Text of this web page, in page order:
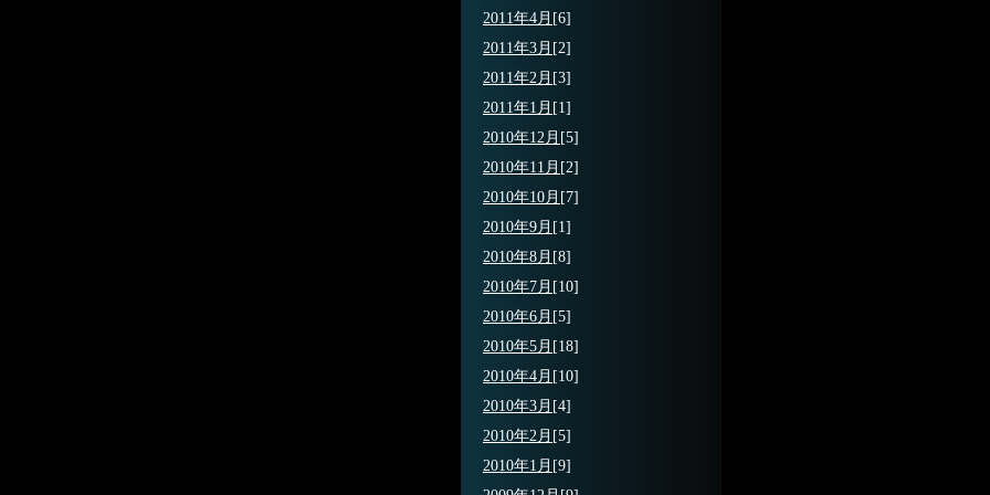
2011年4月 [6]
2011年3月 [2]
2011年2月 [3]
2011年1月 [1]
2010年12月 [5]
2010年11月 [2]
2010年10月 [7]
2010年9月 [1]
2010年8月 [8]
2010年7月 [10]
2010年6月 [5]
2010年5月 [18]
2010年4月 [10]
2010年3月 [4]
2010年2月 [5]
2010年1月 [9]